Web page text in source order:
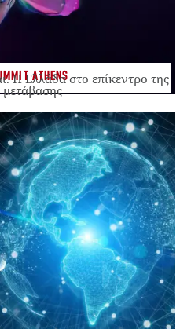
ATHENS
Η Ελλάδα στο επίκεντρο της